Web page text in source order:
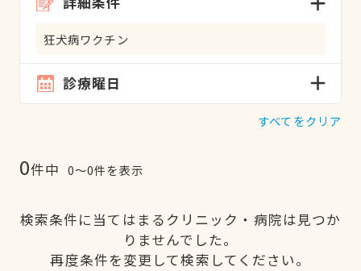
狂犬病ワクチン
診療曜日
すべてをクリア
0件中 0〜0件を表示
検索条件に当てはまるクリニック・病院は見つか
りませんでした。
再度条件を変更して検索してください。